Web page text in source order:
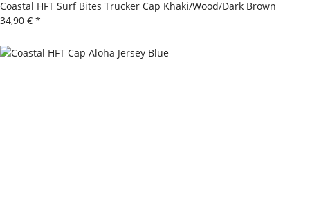
Coastal HFT Surf Bites Trucker Cap Khaki/Wood/Dark Brown
34,90 € *